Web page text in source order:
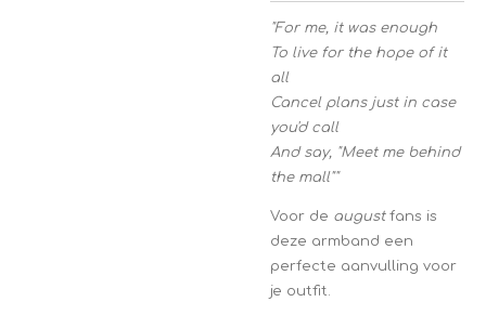
"For me, it was enough
To live for the hope of it
all
Cancel plans just in case
you'd call
And say, "Meet me behind
the mall""
Voor de augustfans is
deze armband een
perfecte aanvulling voor
je outfit.